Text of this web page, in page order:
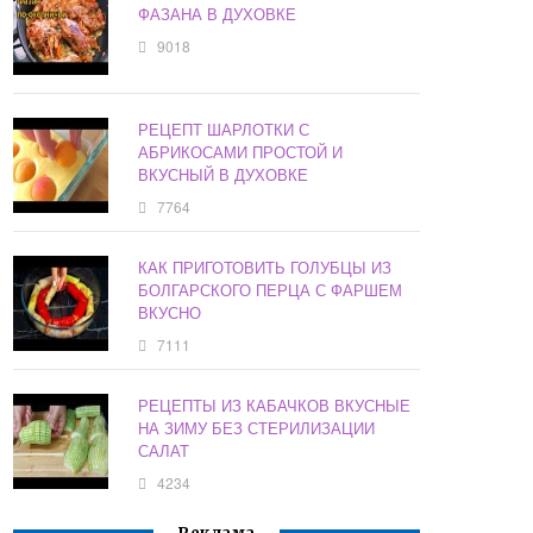
ФАЗАНА В ДУХОВКЕ
9018
РЕЦЕПТ ШАРЛОТКИ С
АБРИКОСАМИ ПРОСТОЙ И
ВКУСНЫЙ В ДУХОВКЕ
7764
КАК ПРИГОТОВИТЬ ГОЛУБЦЫ ИЗ
БОЛГАРСКОГО ПЕРЦА С ФАРШЕМ
ВКУСНО
7111
РЕЦЕПТЫ ИЗ КАБАЧКОВ ВКУСНЫЕ
НА ЗИМУ БЕЗ СТЕРИЛИЗАЦИИ
САЛАТ
4234